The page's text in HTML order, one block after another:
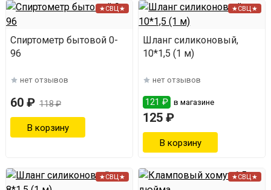
★СВЦ★
Спиртометр бытовой 0-
96
нет отзывов
60 ₽ 118 ₽
★СВЦ★
Шланг силиконовый,
10*1,5 (1 м)
нет отзывов
121 ₽ в магазине
125 ₽
★СВЦ★ ★СВЦ★